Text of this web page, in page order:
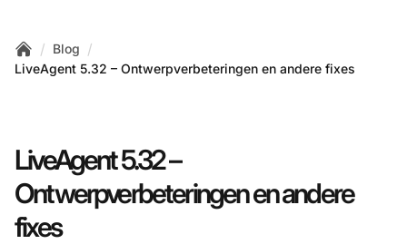
Home
/ Blog /
LiveAgent 5.32 – Ontwerpverbeteringen en andere fixes
LiveAgent 5.32 –
Ontwerpverbeteringen en andere
fixes